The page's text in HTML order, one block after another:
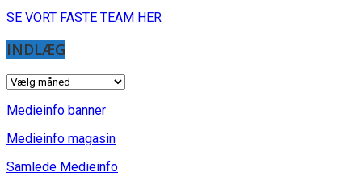
SE VORT FASTE TEAM HER
INDLÆG
INDLÆG
Medieinfo banner
Medieinfo magasin
Samlede Medieinfo